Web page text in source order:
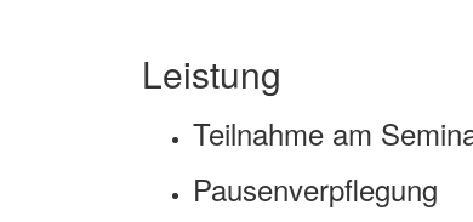
Leistung
Teilnahme am
Pausenverpflegung